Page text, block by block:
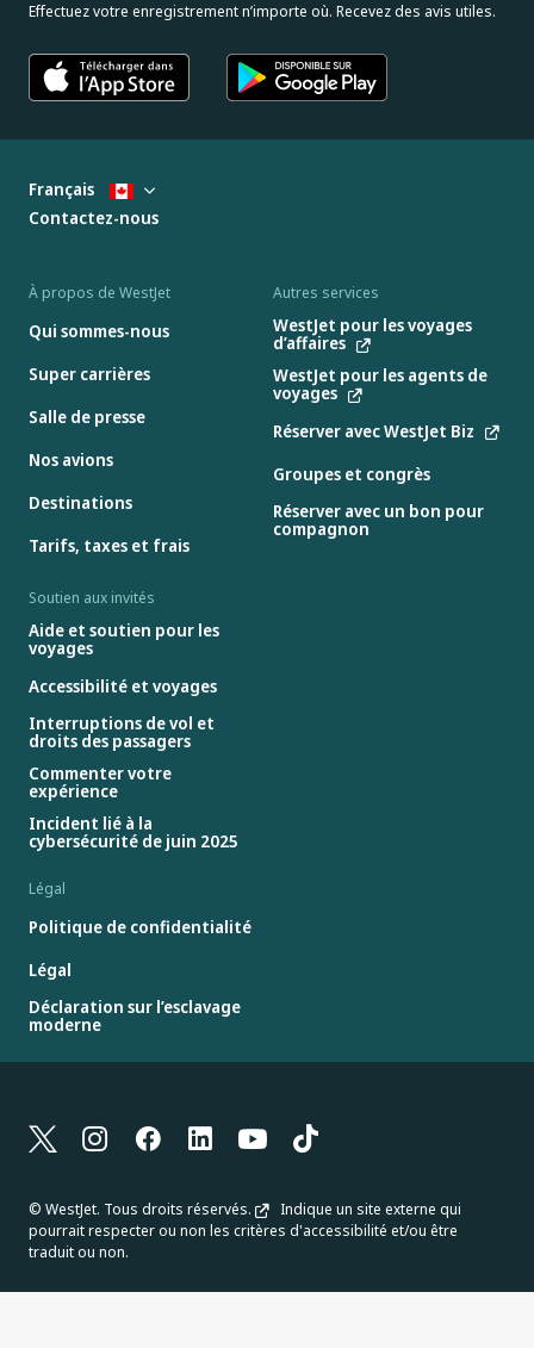
Effectuez votre enregistrement n’importe où. Recevez des avis utiles.
À propos de WestJet
Qui sommes-nous
Super carrières
Salle de presse
Nos avions
Destinations
Tarifs, taxes et frais
Autres services
WestJet pour les voyages
d’affaires
WestJet pour les agents de
voyages
Réserver avec WestJet Biz
Groupes et congrès
Réserver avec un bon pour
compagnon
Soutien aux invités
Aide et soutien pour les
voyages
Accessibilité et voyages
Interruptions de vol et
droits des passagers
Commenter votre
expérience
Incident lié à la
cybersécurité de juin 2025
Légal
Politique de confidentialité
Légal
Déclaration sur l’esclavage
moderne
Français
Contactez-nous
© WestJet. Tous droits réservés.
Indique un site externe qui
pourrait respecter ou non les critères d'accessibilité et/ou être
traduit ou non.